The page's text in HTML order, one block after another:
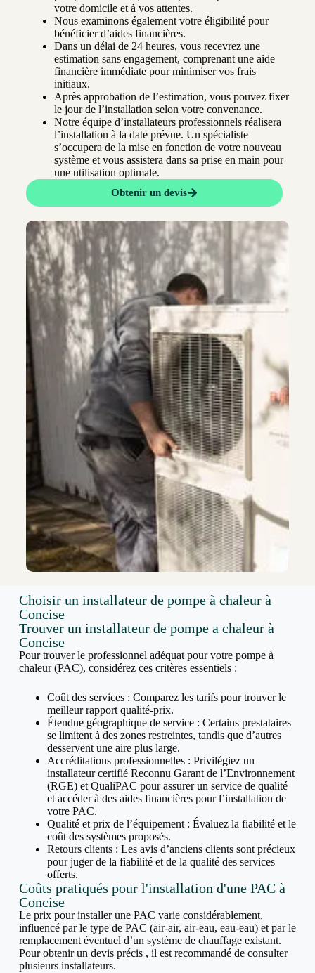
votre domicile et à vos attentes.
Nous examinons également votre éligibilité pour
bénéficier d’aides financières.
Dans un délai de 24 heures, vous recevrez une
estimation sans engagement, comprenant une aide
financière immédiate pour minimiser vos frais
initiaux.
Après approbation de l’estimation, vous pouvez fixer
le jour de l’installation selon votre convenance.
Notre équipe d’installateurs professionnels réalisera
l’installation à la date prévue. Un spécialiste
s’occupera de la mise en fonction de votre nouveau
système et vous assistera dans sa prise en main pour
une utilisation optimale.
Obtenir un devis
Choisir un installateur de pompe à chaleur à
Concise
Trouver un installateur de pompe a chaleur à
Concise
Pour trouver le professionnel adéquat pour votre pompe à
chaleur (PAC), considérez ces critères essentiels :
Coût des services : Comparez les tarifs pour trouver le
meilleur rapport qualité-prix.
Étendue géographique de service : Certains prestataires
se limitent à des zones restreintes, tandis que d’autres
desservent une aire plus large.
Accréditations professionnelles : Privilégiez un
installateur certifié Reconnu Garant de l’Environnement
(RGE) et QualiPAC pour assurer un service de qualité
et accéder à des aides financières pour l’installation de
votre PAC.
Qualité et prix de l’équipement : Évaluez la fiabilité et le
coût des systèmes proposés.
Retours clients : Les avis d’anciens clients sont précieux
pour juger de la fiabilité et de la qualité des services
offerts.
Coûts pratiqués pour l'installation d'une PAC à
Concise
Le prix pour installer une PAC varie considérablement,
influencé par le type de PAC (air-air, air-eau, eau-eau) et par le
remplacement éventuel d’un système de chauffage existant.
Pour obtenir un devis précis , il est recommandé de consulter
plusieurs installateurs.